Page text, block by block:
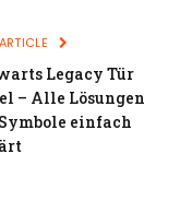
Legacy Tür
– Alle Lösungen
einfach